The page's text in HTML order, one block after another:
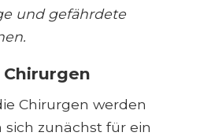
und gefährdete
Chirurgen werden
zunächst für ein